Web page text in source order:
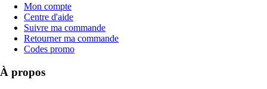
Mon compte
Centre d'aide
Suivre ma commande
Retourner ma commande
Codes promo
À propos